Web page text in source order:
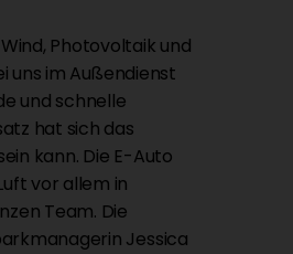
Photovoltaik und
uns im Außendienst
und schnelle
hat sich das
kann. Die E-Auto
vor allem in
Team. Die
Jessica